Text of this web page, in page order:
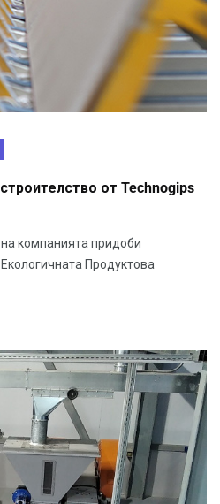
от Technogips
компанията придоби
Продуктова